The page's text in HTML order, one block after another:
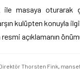
ile masaya oturarak
kulüpten konuyla
açıklamanın
Thorsten Fink